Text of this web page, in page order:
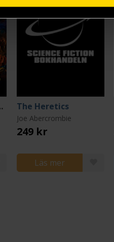
The Heretics
Joe Abercrombie
249 kr
Läs mer